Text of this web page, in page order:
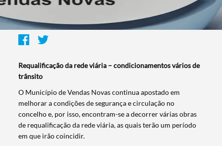
Requalificação da rede viária – condicionamentos vários de
trânsito
O Município de Vendas Novas continua apostado em
melhorar a condições de segurança e circulação no
concelho e, por isso, encontram-se a decorrer várias obras
de requalificação da rede viária, as quais terão um período
em que irão coincidir.